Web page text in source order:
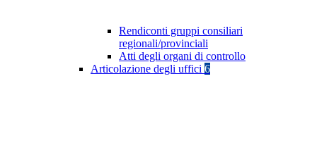
Rendiconti gruppi consiliari
regionali/provinciali
Atti degli organi di controllo
Articolazione degli uffici 6